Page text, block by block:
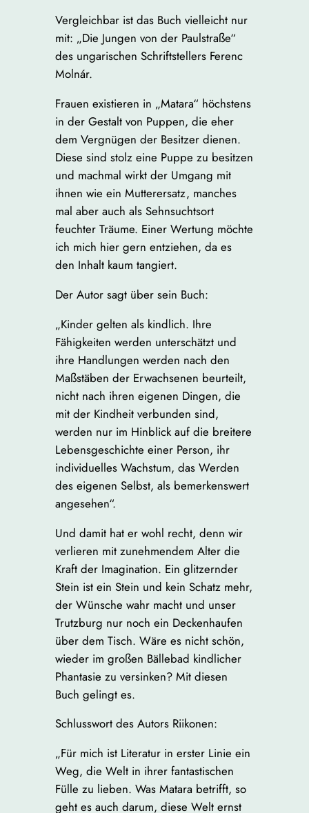
Vergleichbar ist das Buch vielleicht nur
mit: „Die Jungen von der Paulstraße“
des ungarischen Schriftstellers Ferenc
Molnár.
Frauen existieren in „Matara“ höchstens
in der Gestalt von Puppen, die eher
dem Vergnügen der Besitzer dienen.
Diese sind stolz eine Puppe zu besitzen
und machmal wirkt der Umgang mit
ihnen wie ein Mutterersatz, manches
mal aber auch als Sehnsuchtsort
feuchter Träume. Einer Wertung möchte
ich mich hier gern entziehen, da es
den Inhalt kaum tangiert.
Der Autor sagt über sein Buch:
„Kinder gelten als kindlich. Ihre
Fähigkeiten werden unterschätzt und
ihre Handlungen werden nach den
Maßstäben der Erwachsenen beurteilt,
nicht nach ihren eigenen Dingen, die
mit der Kindheit verbunden sind,
werden nur im Hinblick auf die breitere
Lebensgeschichte einer Person, ihr
individuelles Wachstum, das Werden
des eigenen Selbst, als bemerkenswert
angesehen“.
Und damit hat er wohl recht, denn wir
verlieren mit zunehmendem Alter die
Kraft der Imagination. Ein glitzernder
Stein ist ein Stein und kein Schatz mehr,
der Wünsche wahr macht und unser
Trutzburg nur noch ein Deckenhaufen
über dem Tisch. Wäre es nicht schön,
wieder im großen Bällebad kindlicher
Phantasie zu versinken? Mit diesen
Buch gelingt es.
Schlusswort des Autors Riikonen:
„Für mich ist Literatur in erster Linie ein
Weg, die Welt in ihrer fantastischen
Fülle zu lieben. Was Matara betrifft, so
geht es auch darum, diese Welt ernst